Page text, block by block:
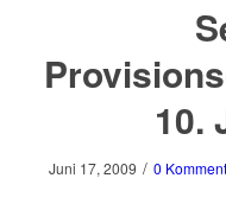
10.
Juni 17, 2009 / 0